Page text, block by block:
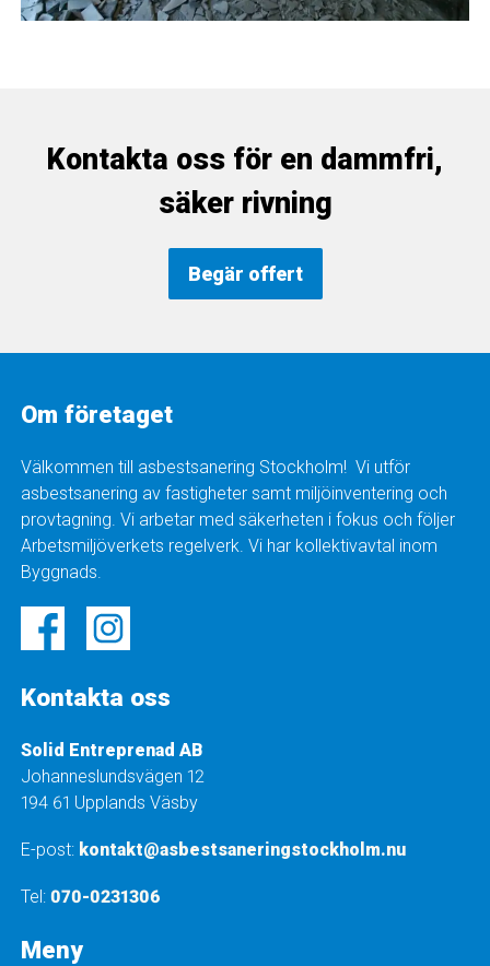
Kontakta oss för en dammfri,
säker rivning
Begär offert
Om företaget
Välkommen till asbestsanering Stockholm! Vi utför
asbestsanering av fastigheter samt miljöinventering och
provtagning. Vi arbetar med säkerheten i fokus och följer
Arbetsmiljöverkets regelverk. Vi har kollektivavtal inom
Byggnads.
Kontakta oss
Solid Entreprenad AB
Johanneslundsvägen 12
194 61 Upplands Väsby
E-post: kontakt@asbestsaneringstockholm.nu
Tel:070-0231306
Meny